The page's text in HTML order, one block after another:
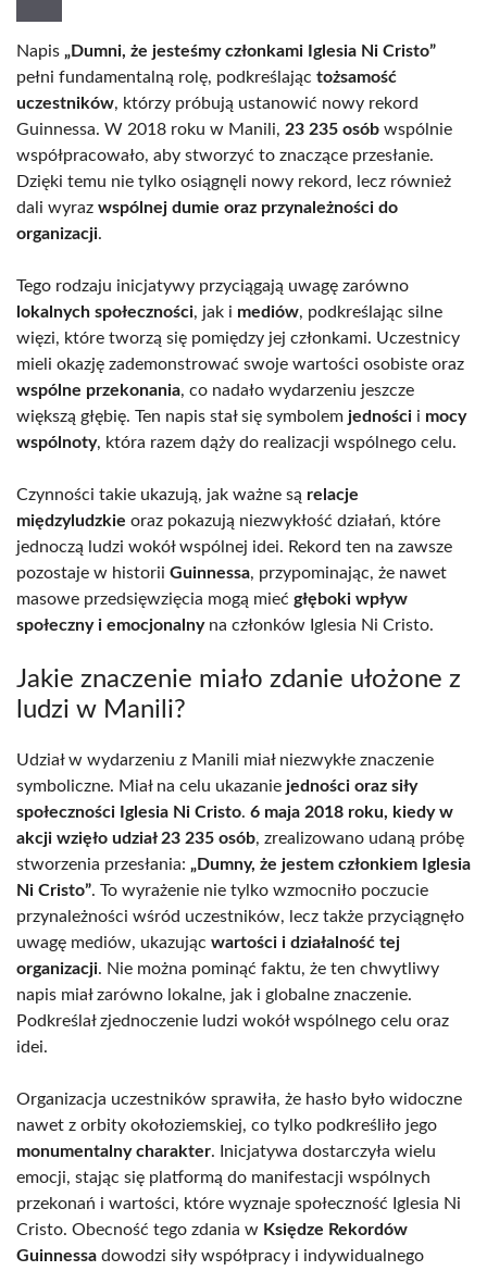
Napis „Dumni, że jesteśmy członkami Iglesia Ni Cristo”
pełni fundamentalną rolę, podkreślając tożsamość
uczestników, którzy próbują ustanowić nowy rekord
Guinnessa. W 2018 roku w Manili, 23 235 osób wspólnie
współpracowało, aby stworzyć to znaczące przesłanie.
Dzięki temu nie tylko osiągnęli nowy rekord, lecz również
dali wyraz wspólnej dumie oraz przynależności do
organizacji.
Tego rodzaju inicjatywy przyciągają uwagę zarówno
lokalnych społeczności, jak i mediów, podkreślając silne
więzi, które tworzą się pomiędzy jej członkami. Uczestnicy
mieli okazję zademonstrować swoje wartości osobiste oraz
wspólne przekonania, co nadało wydarzeniu jeszcze
większą głębię. Ten napis stał się symbolem jedności i mocy
wspólnoty, która razem dąży do realizacji wspólnego celu.
Czynności takie ukazują, jak ważne są relacje
międzyludzkie oraz pokazują niezwykłość działań, które
jednoczą ludzi wokół wspólnej idei. Rekord ten na zawsze
pozostaje w historii Guinnessa, przypominając, że nawet
masowe przedsięwzięcia mogą mieć głęboki wpływ
społeczny i emocjonalnyna członków Iglesia Ni Cristo.
Jakie znaczenie miało zdanie ułożone z
ludzi w Manili?
Udział w wydarzeniu z Manili miał niezwykłe znaczenie
symboliczne. Miał na celu ukazanie jedności oraz siły
społeczności Iglesia Ni Cristo. 6 maja 2018 roku, kiedy w
akcji wzięło udział 23 235 osób, zrealizowano udaną próbę
stworzenia przesłania: „Dumny, że jestem członkiem Iglesia
Ni Cristo”. To wyrażenie nie tylko wzmocniło poczucie
przynależności wśród uczestników, lecz także przyciągnęło
uwagę mediów, ukazując wartości i działalność tej
organizacji. Nie można pominąć faktu, że ten chwytliwy
napis miał zarówno lokalne, jak i globalne znaczenie.
Podkreślał zjednoczenie ludzi wokół wspólnego celu oraz
idei.
Organizacja uczestników sprawiła, że hasło było widoczne
nawet z orbity okołoziemskiej, co tylko podkreśliło jego
monumentalny charakter. Inicjatywa dostarczyła wielu
emocji, stając się platformą do manifestacji wspólnych
przekonań i wartości, które wyznaje społeczność Iglesia Ni
Cristo. Obecność tego zdania w Księdze Rekordów
Guinnessa dowodzi siły współpracy i indywidualnego